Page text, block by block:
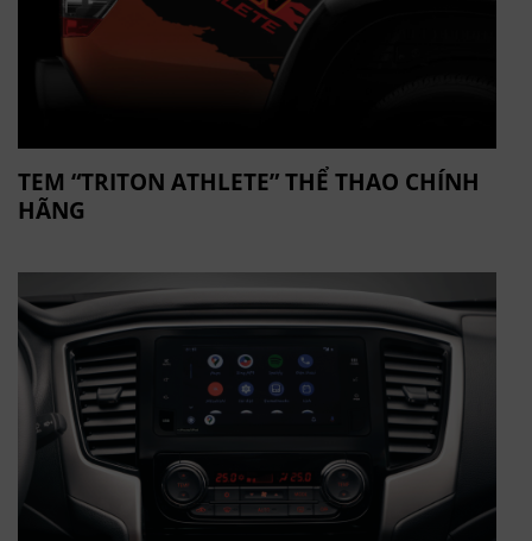
TEM “TRITON ATHLETE” THỂ THAO CHÍNH
HÃNG